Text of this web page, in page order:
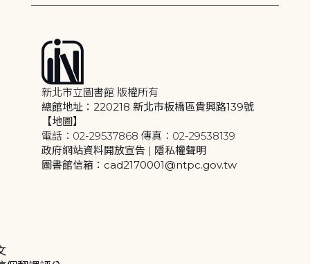
新北市立圖書館 版權所有
總館地址：220218 新北市板橋區貴興路139號
【地圖】
電話：02-29537868 傳真：02-29538139
政府網站資料開放宣告 | 隱私權聲明
圖書館信箱：cad2170001@ntpc.gov.tw